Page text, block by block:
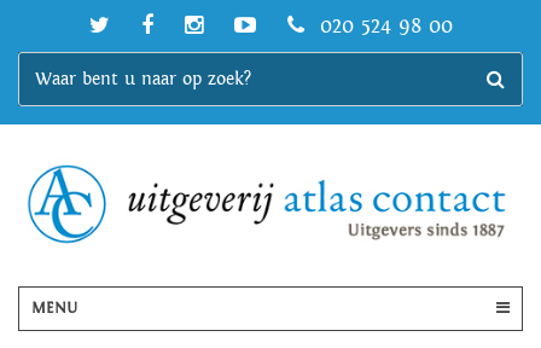
020 524 98 00
MENU